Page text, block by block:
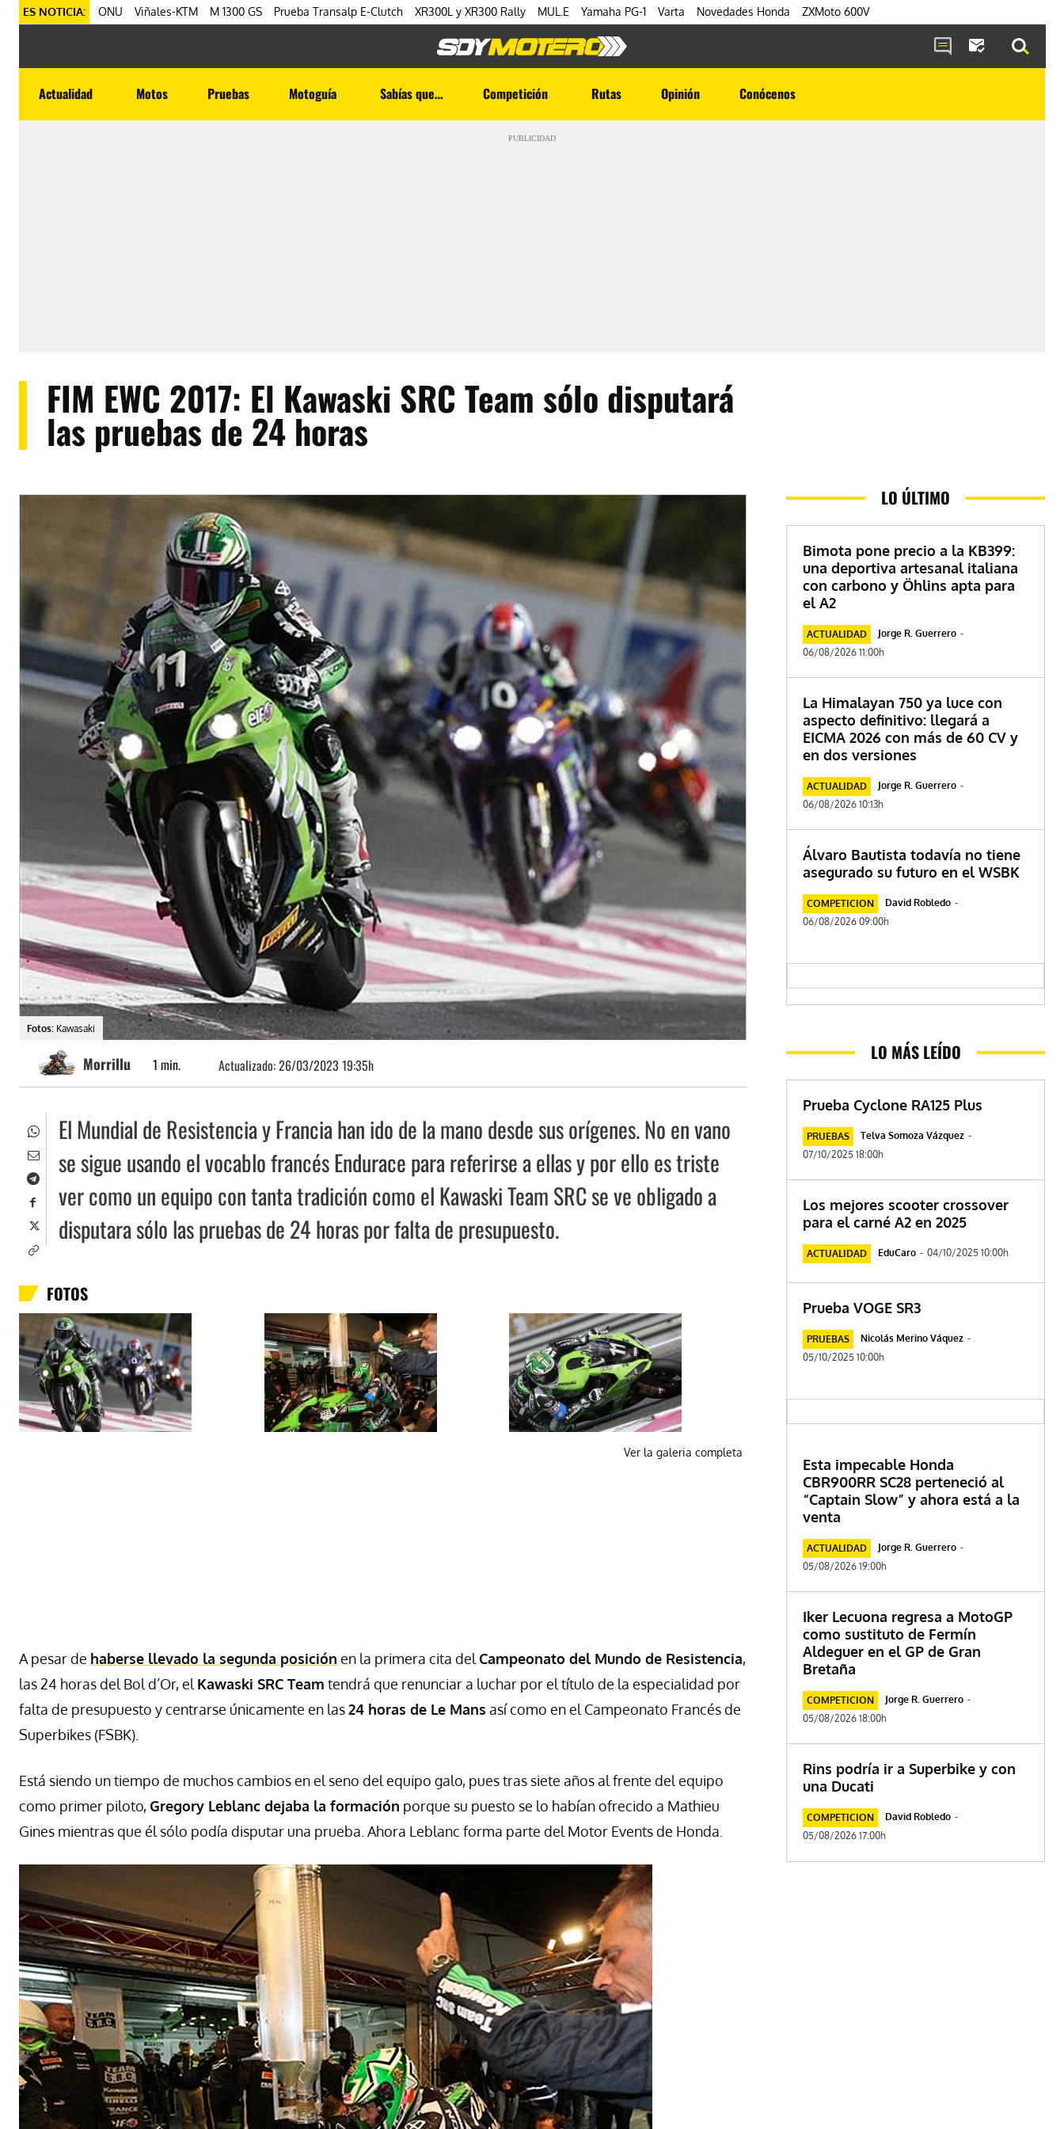
ES NOTICIA: ONU Viñales-KTM M 1300 GS Prueba Transalp E-Clutch XR300L y XR300 Rally MUL.E Yamaha PG-1 Varta Novedades Honda ZXMoto 600V
Actualidad Motos Pruebas Motoguía Sabías que… Competición Rutas Opinión Conócenos
PUBLICIDAD
FIM EWC 2017: El Kawaski SRC Team sólo disputará
las pruebas de 24 horas
Fotos: Kawasaki
Morrillu 1 min. Actualizado:26/03/2023 19:35h
El Mundial de Resistencia y Francia han ido de la mano desde sus orígenes. No en vano
se sigue usando el vocablo francés Endurace para referirse a ellas y por ello es triste
ver como un equipo con tanta tradición como el Kawaski Team SRC se ve obligado a
disputara sólo las pruebas de 24 horas por falta de presupuesto.
FOTOS
Ver la galeria completa
A pesar de haberse llevado la segunda posición en la primera cita del Campeonato del Mundo de Resistencia,
las 24 horas del Bol d’Or, el Kawaski SRC Team tendrá que renunciar a luchar por el título de la especialidad por
falta de presupuesto y centrarse únicamente en las24 horas de Le Mans así como en el Campeonato Francés de
Superbikes (FSBK).
Está siendo un tiempo de muchos cambios en el seno del equipo galo, pues tras siete años al frente del equipo
como primer piloto,Gregory Leblanc dejaba la formación porque su puesto se lo habían ofrecido a Mathieu
Gines mientras que él sólo podía disputar una prueba. Ahora Leblanc forma parte del Motor Events de Honda.
LO ÚLTIMO
Bimota pone precio a la KB399:
una deportiva artesanal italiana
con carbono y Öhlins apta para
el A2
ACTUALIDAD Jorge R. Guerrero -
06/08/2026 11:00h
La Himalayan 750 ya luce con
aspecto definitivo: llegará a
EICMA 2026 con más de 60 CV y
en dos versiones
ACTUALIDAD Jorge R. Guerrero -
06/08/2026 10:13h
Álvaro Bautista todavía no tiene
asegurado su futuro en el WSBK
COMPETICION David Robledo -
06/08/2026 09:00h
LO MÁS LEÍDO
Prueba Cyclone RA125 Plus
PRUEBAS Telva Somoza Vázquez -
07/10/2025 18:00h
Los mejores scooter crossover
para el carné A2 en 2025
ACTUALIDAD EduCaro - 04/10/2025 10:00h
Prueba VOGE SR3
PRUEBAS Nicolás Merino Váquez -
05/10/2025 10:00h
Esta impecable Honda
CBR900RR SC28 perteneció al
“Captain Slow” y ahora está a la
venta
ACTUALIDAD Jorge R. Guerrero -
05/08/2026 19:00h
Iker Lecuona regresa a MotoGP
como sustituto de Fermín
Aldeguer en el GP de Gran
Bretaña
COMPETICION Jorge R. Guerrero -
05/08/2026 18:00h
Rins podría ir a Superbike y con
una Ducati
COMPETICION David Robledo -
05/08/2026 17:00h